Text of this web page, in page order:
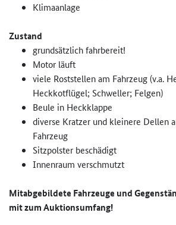
Klimaanlage
Zustand
grundsätzlich fahrbereit!
Motor läuft
viele Roststellen am Fahrzeug (v.a.
Heckkotflügel; Schweller; Felgen)
Beule in Heckklappe
diverse Kratzer und kleinere Dellen
Fahrzeug
Sitzpolster beschädigt
Innenraum verschmutzt
Mitabgebildete Fahrzeuge und
mit zum Auktionsumfang!